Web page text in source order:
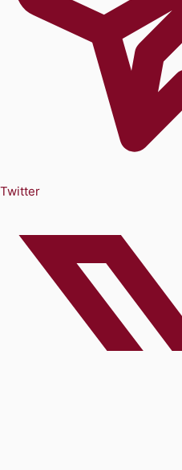
Twitter